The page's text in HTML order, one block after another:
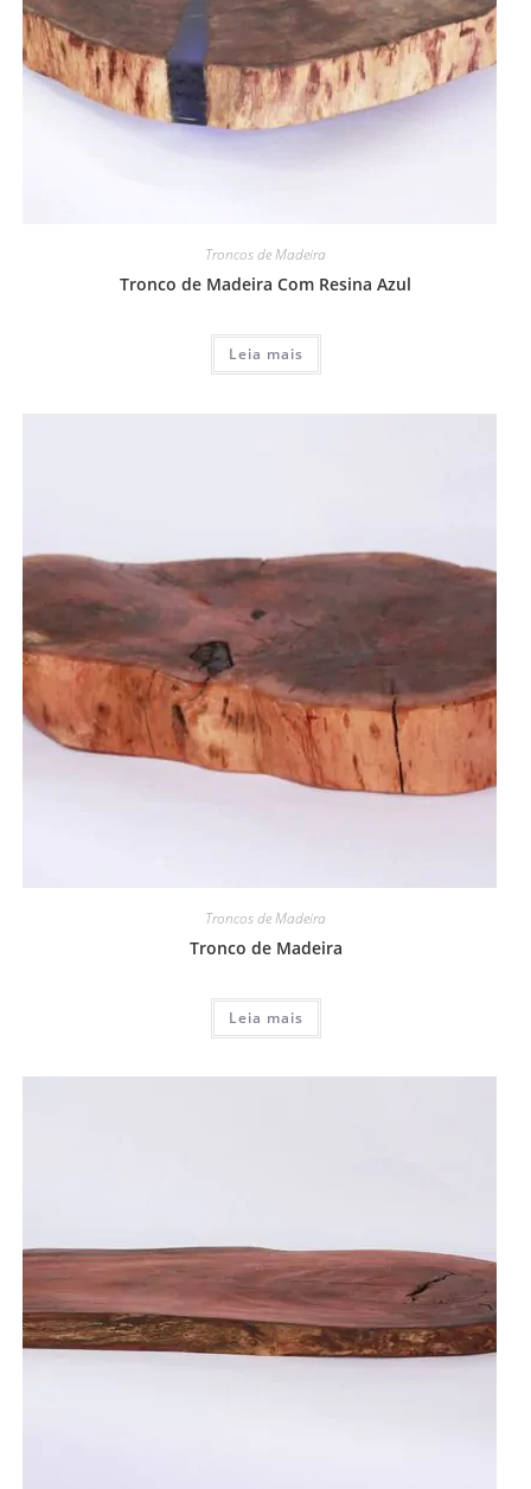
Troncos de Madeira
Tronco de Madeira Com Resina Azul
Leia mais
Troncos de Madeira
Tronco de Madeira
Leia mais